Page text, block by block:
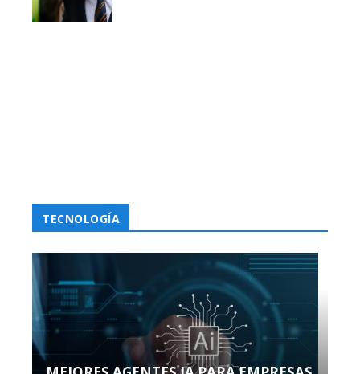
TECNOLOGÍA